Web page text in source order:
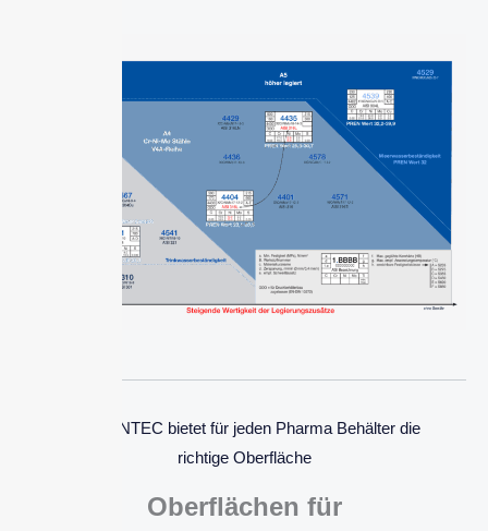
BOLZ INTEC bietet für jeden Pharma Behälter die
richtige Oberfläche
Oberflächen für